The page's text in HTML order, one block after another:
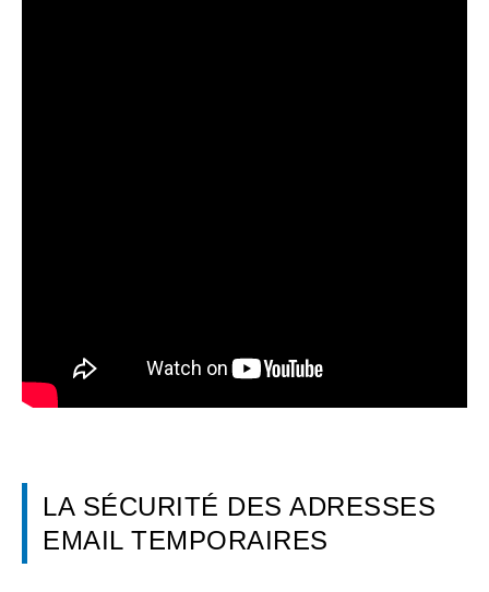
LA SÉCURITÉ DES ADRESSES
EMAIL TEMPORAIRES